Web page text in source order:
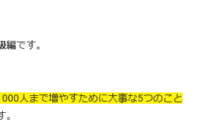
編です。
人まで増やすために大事な5つのこと